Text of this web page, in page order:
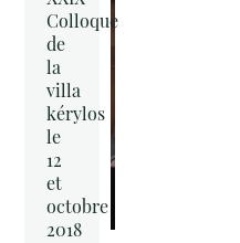
Colloque
de
la
villa
kérylos
le
12
et
octobre
2018